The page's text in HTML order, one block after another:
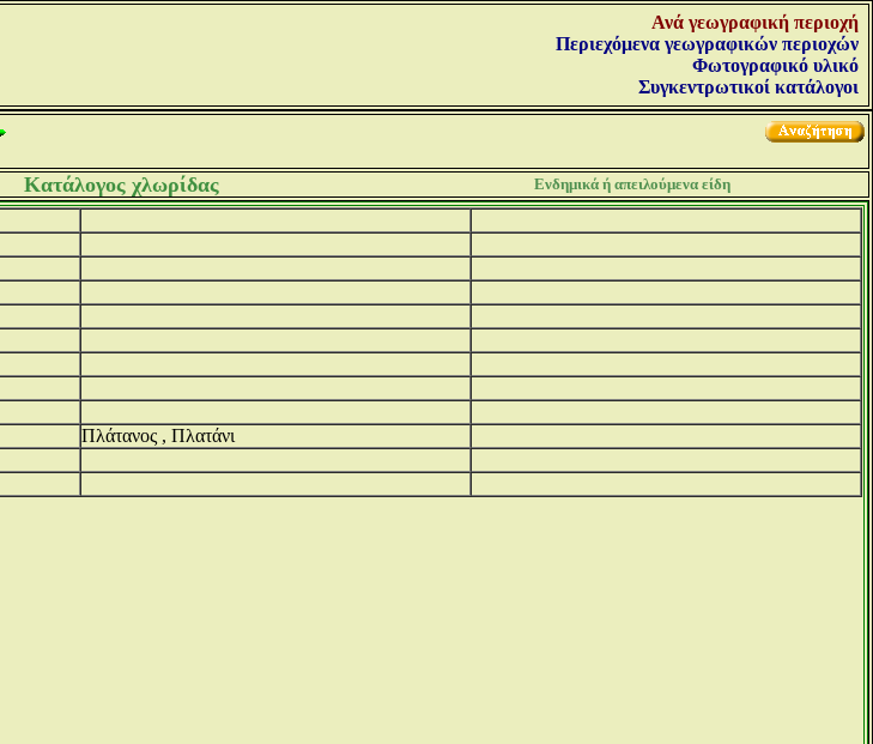
Ανά γεωγραφική περιοχή
Περιεχόμενα γεωγραφικών περιοχών
Φωτογραφικό υλικό
Συγκεντρωτικοί κατάλογοι
Κατάλογος χλωρίδας Ενδημικά ή απειλούμενα είδη
Πλάτανος , Πλατάνι